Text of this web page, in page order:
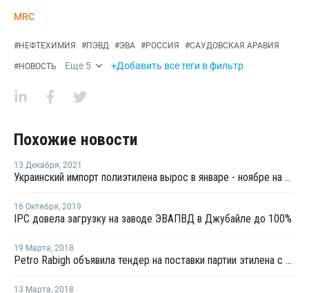
MRC
#НЕФТЕХИМИЯ #ПЭВД #ЭВА #РОССИЯ #САУДОВСКАЯ АРАВИЯ
#НОВОСТЬ Еще 5 +Добавить все теги в фильтр
Похожие новости
13 Декабря, 2021
Украинский импорт полиэтилена вырос в январе - ноябре на 1%
16 Октября, 2019
IPC довела загрузку на заводе ЭВАПВД в Джубайле до 100%
19 Марта, 2018
Petro Rabigh объявила тендер на поставки партии этилена с отгрузкой в начале апреля
13 Марта, 2018